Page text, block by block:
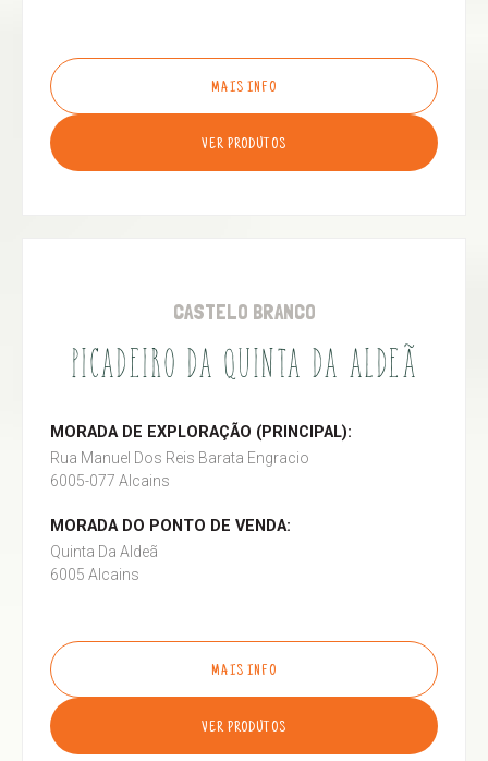
MAIS INFO
VER PRODUTOS
CASTELO BRANCO
PICADEIRO DA QUINTA DA ALDEÃ
MORADA DE EXPLORAÇÃO (PRINCIPAL):
Rua Manuel Dos Reis Barata Engracio
6005-077 Alcains
MORADA DO PONTO DE VENDA:
Quinta Da Aldeã
6005 Alcains
MAIS INFO
VER PRODUTOS